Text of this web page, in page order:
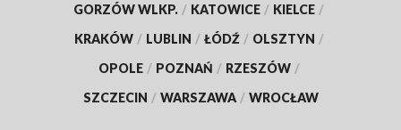
GORZÓW WLKP. / KATOWICE / KIELCE /
KRAKÓW / LUBLIN / ŁÓDŹ / OLSZTYN /
OPOLE / POZNAŃ / RZESZÓW /
SZCZECIN / WARSZAWA / WROCŁAW